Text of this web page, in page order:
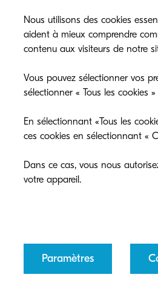
6,000 pages in accordance with
Nous utilisons des cookies
aident à mieux comprendre
contenu aux visiteurs de notre
Vous pouvez sélectionner vos
sélectionner « Tous les cookies
En sélectionnant «Tous les
ces cookies en sélectionnant «
Dans ce cas, vous nous
votre appareil.
Paramètres